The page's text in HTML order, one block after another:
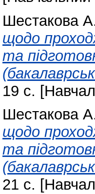
Шестакова
щодо
та
19 с.
Шестакова
щодо
та
21 с.